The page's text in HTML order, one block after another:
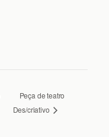
Peça de teatro
Des/criativo